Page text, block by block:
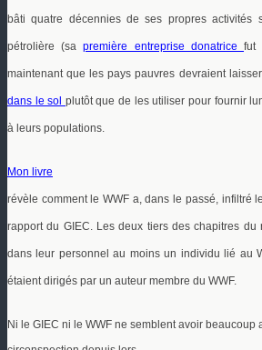
bâti quatre décennies de ses propresactivités
pétrolière (sapremière entreprise donatricefut
maintenant que les pays pauvres devraient
dans le sol plutôt que de les utiliser pour fournir
à leurs populations.
Mon livre
révèle comment le WWF a, dans le passé, infiltré
rapport du GIEC. Les deux tiers des chapitres du
dans leur personnel au moins un individu lié au
étaient dirigés par un auteur membre du WWF.
Ni le GIEC ni le WWF ne semblent avoir beaucoup